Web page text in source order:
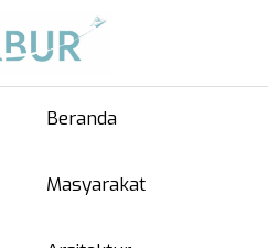
Beranda
Masyarakat